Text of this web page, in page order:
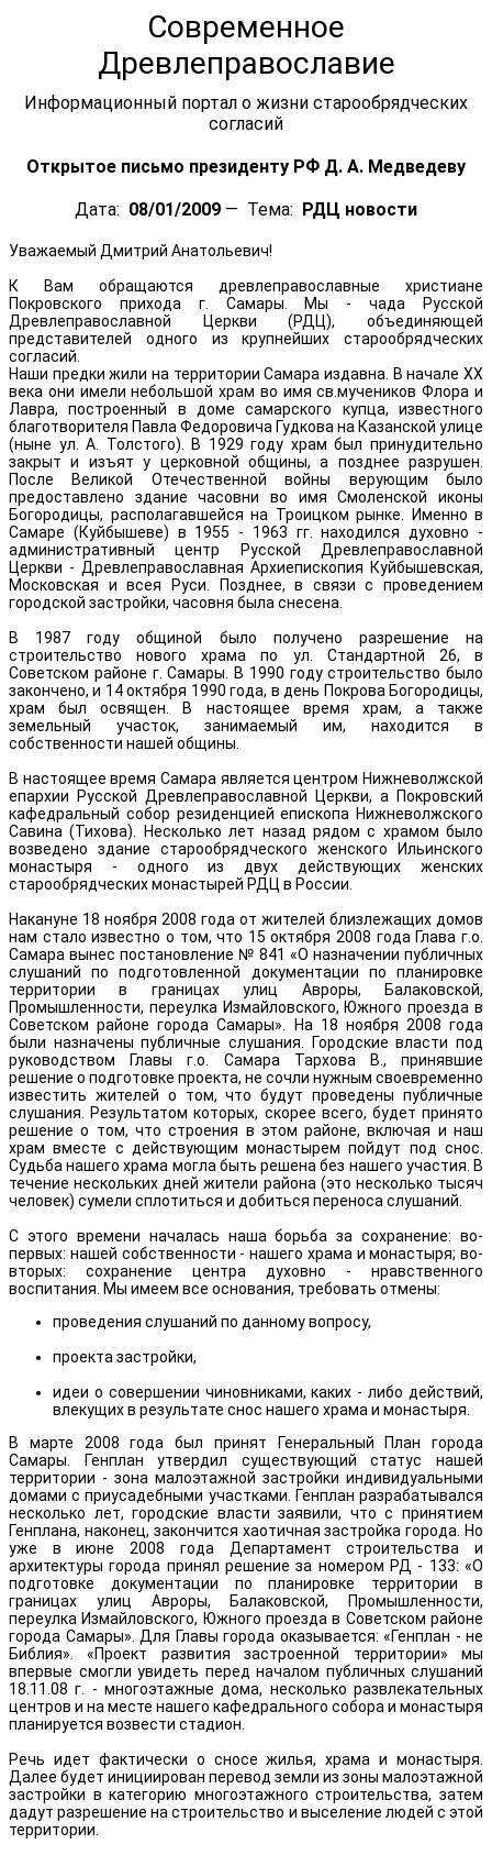
Современное
Древлеправославие
Информационный портал о жизни старообрядческих
согласий
Открытое письмо президенту РФ Д. А. Медведеву
Дата: 08/01/2009 — Тема: РДЦ новости
Уважаемый Дмитрий Анатольевич!
К Вам обращаются древлеправославные христиане
Покровского прихода г. Самары. Мы - чада Русской
Древлеправославной Церкви (РДЦ), объединяющей
представителей одного из крупнейших старообрядческих
согласий.
Наши предки жили на территории Самара издавна. В начале XX
века они имели небольшой храм во имя св.мучеников Флора и
Лавра, построенный в доме самарского купца, известного
благотворителя Павла Федоровича Гудкова на Казанской улице
(ныне ул. А. Толстого). В 1929 году храм был принудительно
закрыт и изъят у церковной общины, а позднее разрушен.
После Великой Отечественной войны верующим было
предоставлено здание часовни во имя Смоленской иконы
Богородицы, располагавшейся на Троицком рынке. Именно в
Самаре (Куйбышеве) в 1955 - 1963 гг. находился духовно -
административный центр Русской Древлеправославной
Церкви - Древлеправославная Архиепископия Куйбышевская,
Московская и всея Руси. Позднее, в связи с проведением
городской застройки, часовня была снесена.
В 1987 году общиной было получено разрешение на
строительство нового храма по ул. Стандартной 26, в
Советском районе г. Самары. В 1990 году строительство было
закончено, и 14 октября 1990 года, в день Покрова Богородицы,
храм был освящен. В настоящее время храм, а также
земельный участок, занимаемый им, находится в
собственности нашей общины.
В настоящее время Самара является центром Нижневолжской
епархии Русской Древлеправославной Церкви, а Покровский
кафедральный собор резиденцией епископа Нижневолжского
Савина (Тихова). Несколько лет назад рядом с храмом было
возведено здание старообрядческого женского Ильинского
монастыря - одного из двух действующих женских
старообрядческих монастырей РДЦ в России.
Накануне 18 ноября 2008 года от жителей близлежащих домов
нам стало известно о том, что 15 октября 2008 года Глава г.о.
Самара вынес постановление № 841 «О назначении публичных
слушаний по подготовленной документации по планировке
территории в границах улиц Авроры, Балаковской,
Промышленности, переулка Измайловского, Южного проезда в
Советском районе города Самары». На 18 ноября 2008 года
были назначены публичные слушания. Городские власти под
руководством Главы г.о. Самара Тархова В., принявшие
решение о подготовке проекта, не сочли нужным своевременно
известить жителей о том, что будут проведены публичные
слушания. Результатом которых, скорее всего, будет принято
решение о том, что строения в этом районе, включая и наш
храм вместе с действующим монастырем пойдут под снос.
Судьба нашего храма могла быть решена без нашего участия. В
течение нескольких дней жители района (это несколько тысяч
человек) сумели сплотиться и добиться переноса слушаний.
С этого времени началась наша борьба за сохранение: во-
первых: нашей собственности - нашего храма и монастыря; во-
вторых: сохранение центра духовно - нравственного
воспитания. Мы имеем все основания, требовать отмены:
проведения слушаний по данному вопросу,
проекта застройки,
идеи о совершении чиновниками, каких - либо действий,
влекущих в результате снос нашего храма и монастыря.
В марте 2008 года был принят Генеральный План города
Самары. Генплан утвердил существующий статус нашей
территории - зона малоэтажной застройки индивидуальными
домами с приусадебными участками. Генплан разрабатывался
несколько лет, городские власти заявили, что с принятием
Генплана, наконец, закончится хаотичная застройка города. Но
уже в июне 2008 года Департамент строительства и
архитектуры города принял решение за номером РД - 133: «О
подготовке документации по планировке территории в
границах улиц Авроры, Балаковской, Промышленности,
переулка Измайловского, Южного проезда в Советском районе
города Самары». Для Главы города оказывается: «Генплан - не
Библия». «Проект развития застроенной территории» мы
впервые смогли увидеть перед началом публичных слушаний
18.11.08 г. - многоэтажные дома, несколько развлекательных
центров и на месте нашего кафедрального собора и монастыря
планируется возвести стадион.
Речь идет фактически о сносе жилья, храма и монастыря.
Далее будет инициирован перевод земли из зоны малоэтажной
застройки в категорию многоэтажного строительства, затем
дадут разрешение на строительство и выселение людей с этой
территории.